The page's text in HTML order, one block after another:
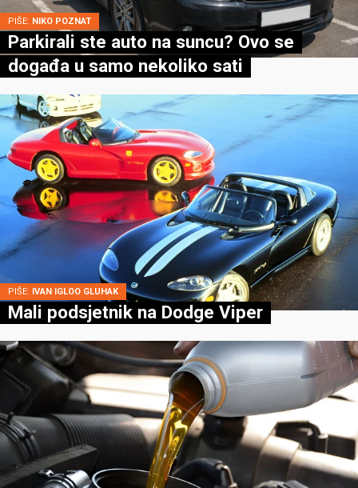
PIŠE: NIKO POZNAT
Parkirali ste auto na suncu? Ovo se
događa u samo nekoliko sati
PIŠE: IVAN IGLOO GLUHAK
Mali podsjetnik na Dodge Viper